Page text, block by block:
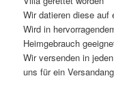
Wir datieren diese auf
Wird in
Heimgebrauch
Wir versenden in
uns für ein